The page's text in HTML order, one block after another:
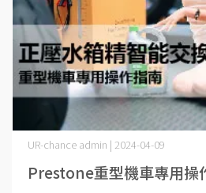
Prestone重型機車專用操
UR-chance admin | 2024-04-09